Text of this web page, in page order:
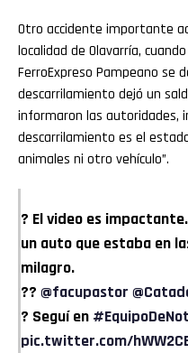
Otro accidente importante
localidad de Olavarría,
FerroExpreso Pampeano se
descarrilamiento dejó un
informaron las autoridades,
descarrilamiento es el
animales ni otro vehículo”.
? El video es
un auto que estaba en
milagro.
?? @facupastor
? Seguí en
pic.twitter.com/